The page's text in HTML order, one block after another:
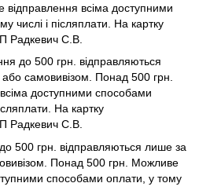
всіма доступними
числі і післяплати. На картку
Радкевич С.В.
до 500 грн. відправляються
самовивізом. Понад 500 грн.
доступними способами
На картку
Радкевич С.В.
500 грн. відправляються лише за
Понад 500 грн. Можливе
способами оплати, у тому